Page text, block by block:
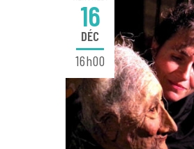
16
DÉC
16h00